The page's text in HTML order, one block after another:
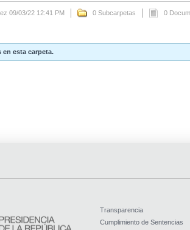
09/03/22 12:41 PM 0 Subcarpetas 0
esta carpeta.
Transparencia
Cumplimiento de Sentencias